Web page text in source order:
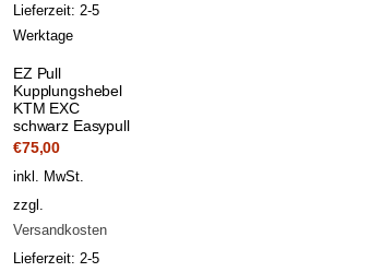
Lieferzeit: 2-5
Werktage
EZ Pull
Kupplungshebel
KTM EXC
schwarz Easypull
€75,00
inkl. MwSt.
zzgl.
Versandkosten
Lieferzeit: 2-5